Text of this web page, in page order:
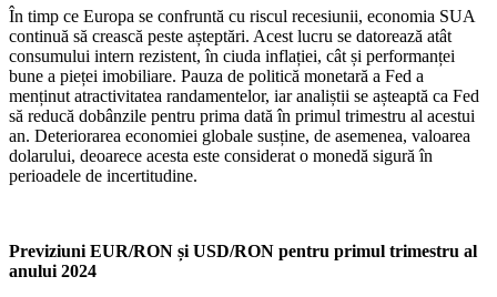
În timp ce Europa se confruntă cu riscul recesiunii, economia SUA
continuă să crească peste așteptări. Acest lucru se datorează atât
consumului intern rezistent, în ciuda inflației, cât și performanței
bune a pieței imobiliare. Pauza de politică monetară a Fed a
menținut atractivitatea randamentelor, iar analiștii se așteaptă ca Fed
să reducă dobânzile pentru prima dată în primul trimestru al acestui
an. Deteriorarea economiei globale susține, de asemenea, valoarea
dolarului, deoarece acesta este considerat o monedă sigură în
perioadele de incertitudine.
Previziuni EUR/RON și USD/RON pentru primul trimestru al
anului 2024